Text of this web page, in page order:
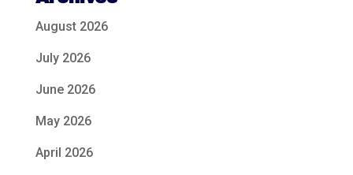
August 2026
July 2026
June 2026
May 2026
April 2026